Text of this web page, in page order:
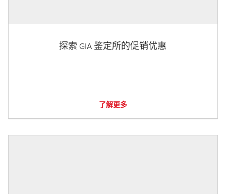
探索 GIA 鉴定所的促销优惠
了解更多